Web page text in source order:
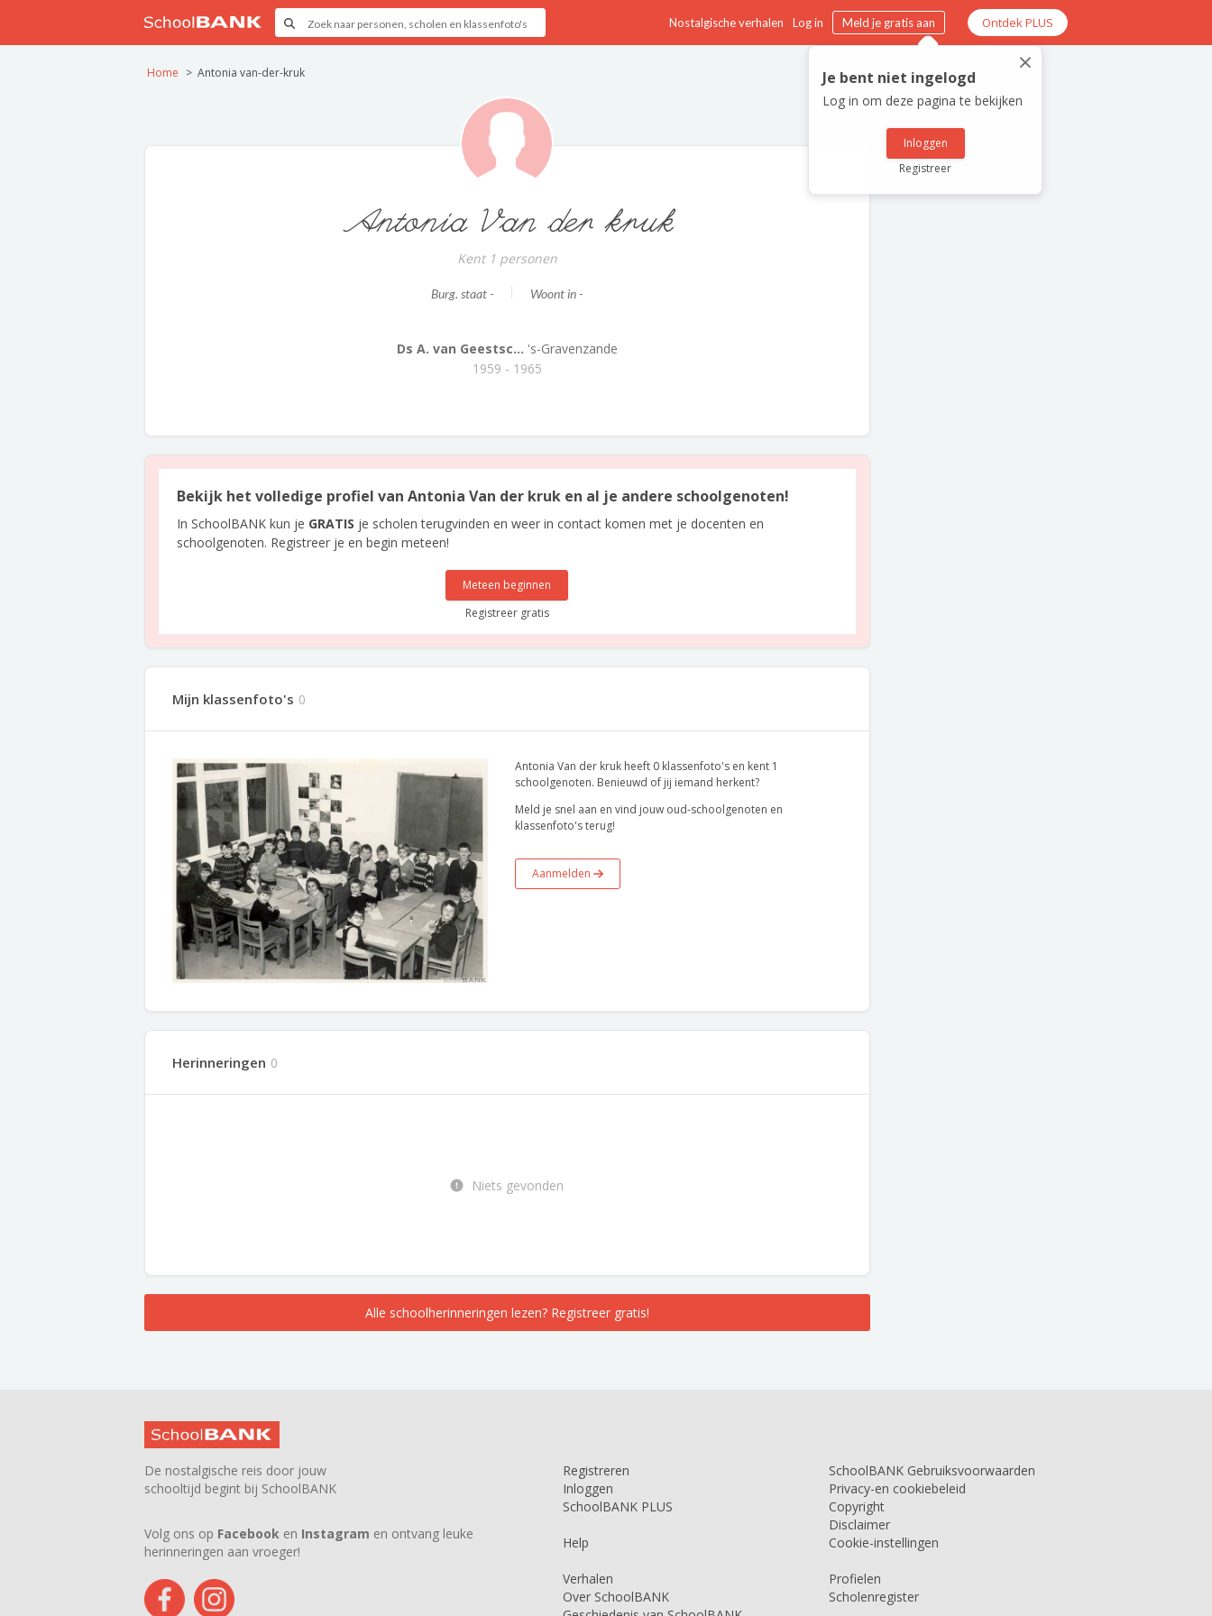
Nostalgische verhalen Log in Meld je gratis aan Ontdek PLUS
×
Je bent niet ingelogd
Log in om deze pagina te bekijken
Inloggen
Registreer
Home Antonia van-der-kruk
Antonia Van der kruk
Kent 1 personen
Burg. staat - Woont in -
Ds A. van Geestsc... 's-Gravenzande
1959 - 1965
Bekijk het volledige profiel van Antonia Van der kruk en al je andere schoolgenoten!
In SchoolBANK kun je GRATIS je scholen terugvinden en weer in contact komen met je docenten en
schoolgenoten. Registreer je en begin meteen!
Meteen beginnen
Registreer gratis
Mijn klassenfoto's 0
Antonia Van der kruk heeft 0 klassenfoto's en kent 1
schoolgenoten. Benieuwd of jij iemand herkent?
Meld je snel aan en vind jouw oud-schoolgenoten en
klassenfoto's terug!
Aanmelden
Herinneringen 0
Niets gevonden
Alle schoolherinneringen lezen? Registreer gratis!
De nostalgische reis door jouw
schooltijd begint bij SchoolBANK
Volg ons op Facebook en Instagram en ontvang leuke
herinneringen aan vroeger!
Registreren
Inloggen
SchoolBANK PLUS
Help
Verhalen
Over SchoolBANK
SchoolBANK Gebruiksvoorwaarden
Privacy-en cookiebeleid
Copyright
Disclaimer
Cookie-instellingen
Profielen
Scholenregister